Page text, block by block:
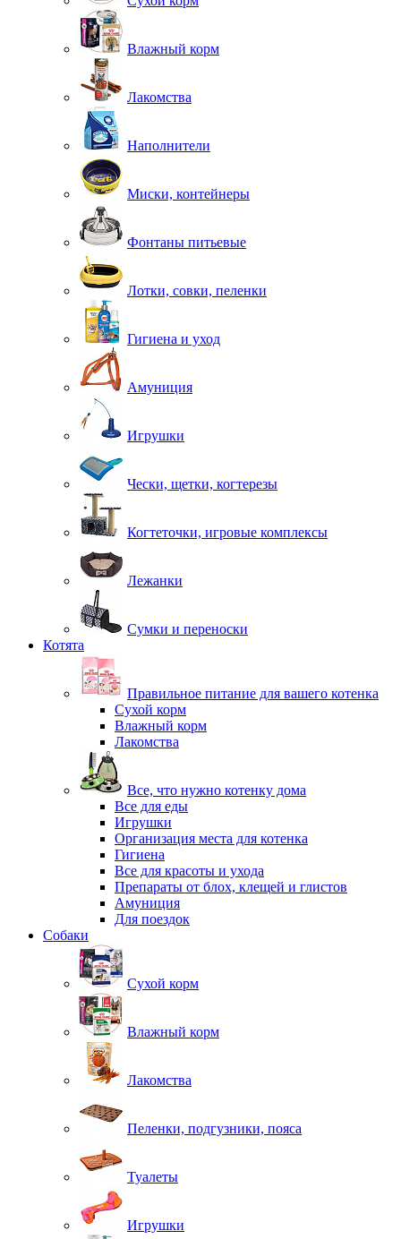
Влажный корм
Лакомства
Наполнители
Миски, контейнеры
Фонтаны питьевые
Лотки, совки, пеленки
Гигиена и уход
Амуниция
Игрушки
Чески, щетки, когтерезы
Когтеточки, игровые комплексы
Лежанки
Сумки и переноски
Котята
Правильное питание для вашего котенка
Сухой корм
Влажный корм
Лакомства
Все, что нужно котенку дома
Все для еды
Игрушки
Организация места для котенка
Гигиена
Все для красоты и ухода
Препараты от блох, клещей и глистов
Амуниция
Для поездок
Собаки
Сухой корм
Влажный корм
Лакомства
Пеленки, подгузники, пояса
Туалеты
Игрушки